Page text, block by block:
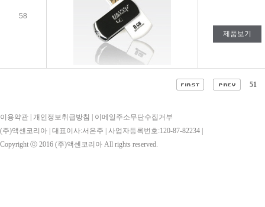
58
제품보기
51
이용약관 개인정보취급방침
이메일주소무단수집거부
(주)액센코리아 | 대표이사:서은주 | 사업자등록번호:120-87-82234 |
Copyright ⓒ 2016 (주)액센코리아 All rights reserved.